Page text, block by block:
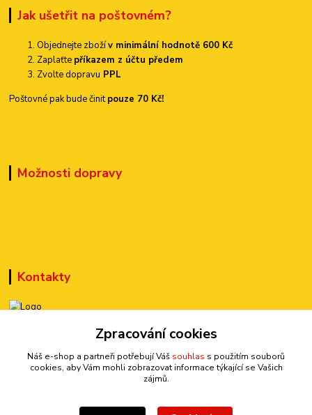
Jak ušetřit na poštovném?
Objednejte zbožív minimální hodnotě 600 Kč
Zaplaťte příkazem z účtu předem
Zvolte dopravu PPL
Poštovné pak bude činitpouze 70 Kč!
Možnosti dopravy
Kontakty
+420 777 899 301
sedmi@kraska1.cz
Zpracování cookies
Náš e-shop a partneři potřebují Váš souhlas s použitím souborů
cookies, aby Vám mohli zobrazovat informace týkající se Vašich
zájmů.